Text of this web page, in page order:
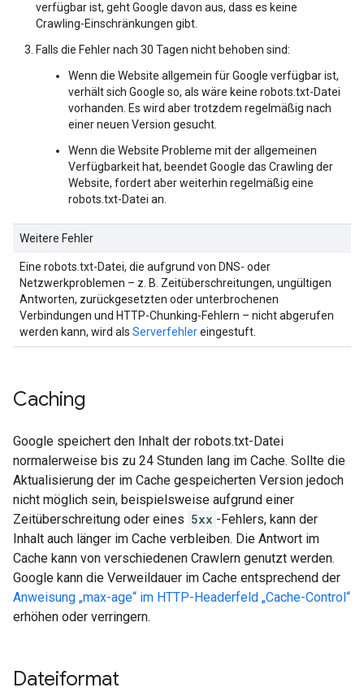
verfügbar ist, geht Google davon aus, dass es keine
Crawling-Einschränkungen gibt.
Falls die Fehler nach 30 Tagen nicht behoben sind:
Wenn die Website allgemein für Google verfügbar ist,
verhält sich Google so, als wäre keine robots.txt-Datei
vorhanden. Es wird aber trotzdem regelmäßig nach
einer neuen Version gesucht.
Wenn die Website Probleme mit der allgemeinen
Verfügbarkeit hat, beendet Google das Crawling der
Website, fordert aber weiterhin regelmäßig eine
robots.txt-Datei an.
Weitere Fehler
Eine robots.txt-Datei, die aufgrund von DNS- oder
Netzwerkproblemen – z. B. Zeitüberschreitungen, ungültigen
Antworten, zurückgesetzten oder unterbrochenen
Verbindungen und HTTP-Chunking-Fehlern – nicht abgerufen
werden kann, wird als Serverfehlereingestuft.
Caching
Google speichert den Inhalt der robots.txt-Datei
normalerweise bis zu 24 Stunden lang im Cache. Sollte die
Aktualisierung der im Cache gespeicherten Version jedoch
nicht möglich sein, beispielsweise aufgrund einer
Zeitüberschreitung oder eines 5xx -Fehlers, kann der
Inhalt auch länger im Cache verbleiben. Die Antwort im
Cache kann von verschiedenen Crawlern genutzt werden.
Google kann die Verweildauer im Cache entsprechend der
Anweisung „max-age“ im HTTP-Headerfeld „Cache-Control“
erhöhen oder verringern.
Dateiformat